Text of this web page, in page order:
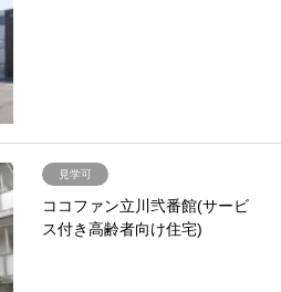
見学可
ココファン立川弐番館(サービ
ス付き高齢者向け住宅)